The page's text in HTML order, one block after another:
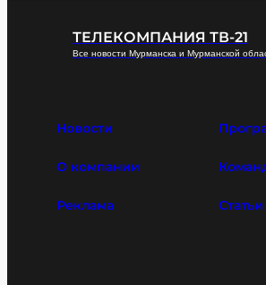
ТЕЛЕКОМПАНИЯ ТВ-21
Все новости Мурманска и Мурманской
Новости
О компании
Реклама Статьи